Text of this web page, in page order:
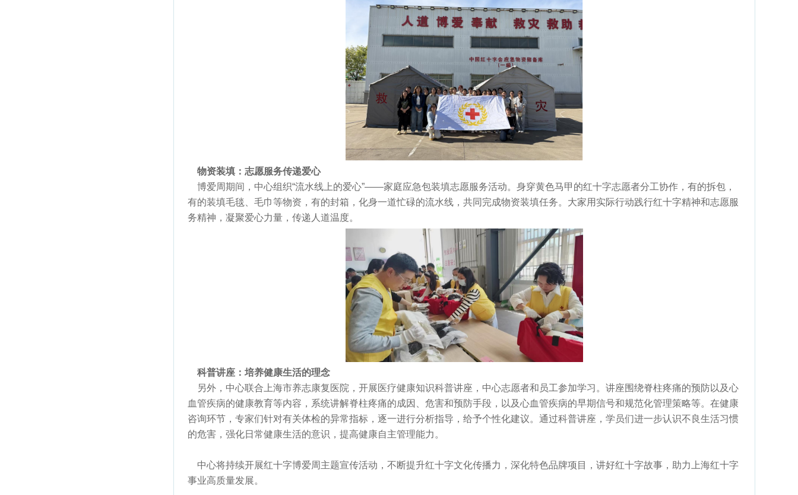
物资装填：志愿服务传递爱心
博爱周期间，中心组织“流水线上的爱心”——家庭应急包装填志愿服务活动。身穿黄色马甲的红十字志愿者分工协作，有的拆包，
有的装填毛毯、毛巾等物资，有的封箱，化身一道忙碌的流水线，共同完成物资装填任务。大家用实际行动践行红十字精神和志愿服
务精神，凝聚爱心力量，传递人道温度。
科普讲座：培养健康生活的理念
另外，中心联合上海市养志康复医院，开展医疗健康知识科普讲座，中心志愿者和员工参加学习。讲座围绕脊柱疼痛的预防以及心
血管疾病的健康教育等内容，系统讲解脊柱疼痛的成因、危害和预防手段，以及心血管疾病的早期信号和规范化管理策略等。在健康
咨询环节，专家们针对有关体检的异常指标，逐一进行分析指导，给予个性化建议。通过科普讲座，学员们进一步认识不良生活习惯
的危害，强化日常健康生活的意识，提高健康自主管理能力。
中心将持续开展红十字博爱周主题宣传活动，不断提升红十字文化传播力，深化特色品牌项目，讲好红十字故事，助力上海红十字
事业高质量发展。